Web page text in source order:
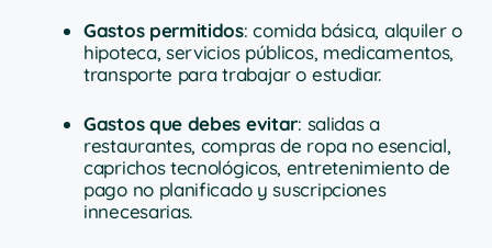
Gastos permitidos: comida básica, alquiler o
hipoteca, servicios públicos, medicamentos,
transporte para trabajar o estudiar.
Gastos que debes evitar: salidas a
restaurantes, compras de ropa no esencial,
caprichos tecnológicos, entretenimiento de
pago no planificado y suscripciones
innecesarias.